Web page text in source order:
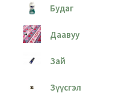
Будаг
Даавуу
Зай
Зүүсгэл